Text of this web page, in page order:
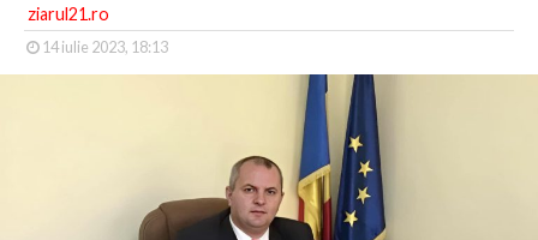
ziarul21.ro
14 iulie 2023, 18:13